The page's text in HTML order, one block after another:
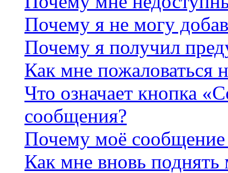
Почему я не могу
Почему я получил
Как мне пожаловаться
Что означает кнопка
сообщения?
Почему моё сообщение
Как мне вновь